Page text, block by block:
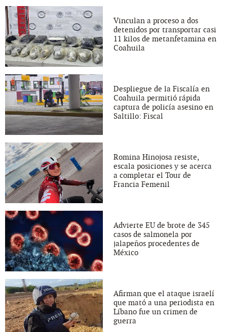
Vinculan a proceso a dos
detenidos por transportar casi
11 kilos de metanfetamina en
Coahuila
Despliegue de la Fiscalía en
Coahuila permitió rápida
captura de policía asesino en
Saltillo: Fiscal
Romina Hinojosa resiste,
escala posiciones y se acerca
a completar el Tour de
Francia Femenil
Advierte EU de brote de 345
casos de salmonela por
jalapeños procedentes de
México
Afirman que el ataque israelí
que mató a una periodista en
Líbano fue un crimen de
guerra